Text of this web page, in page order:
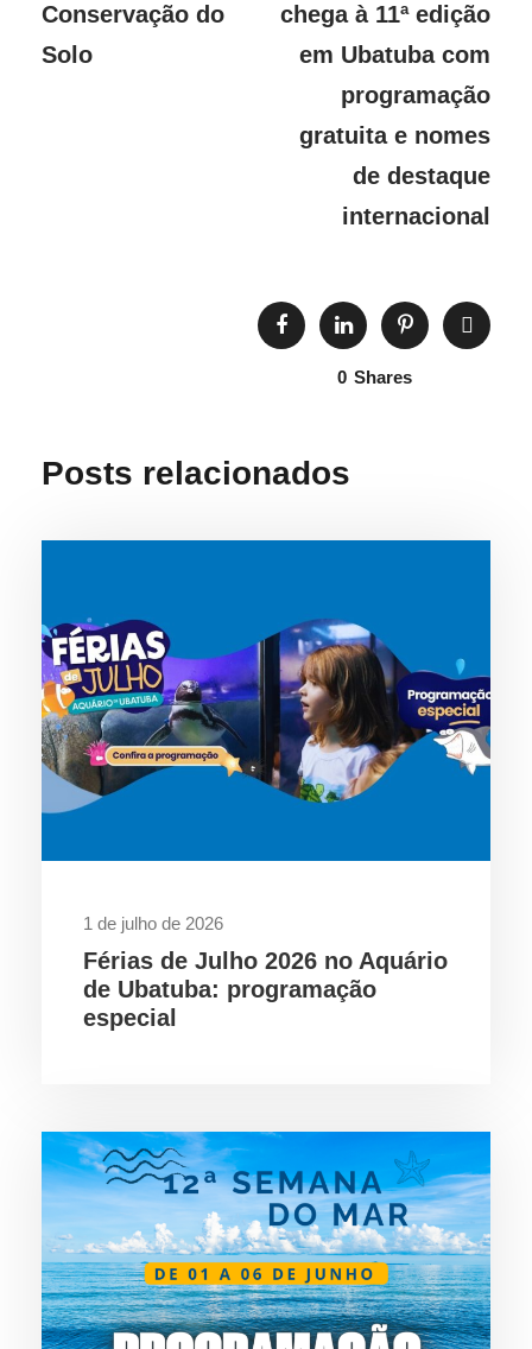
Conservação do
Solo
chega à 11ª edição
em Ubatuba com
programação
gratuita e nomes
de destaque
internacional
0 Shares
Posts relacionados
1 de julho de 2026
Férias de Julho 2026 no Aquário
de Ubatuba: programação
especial